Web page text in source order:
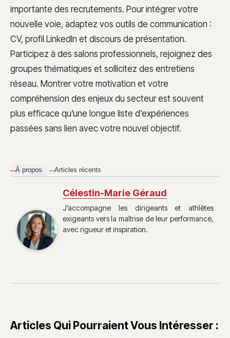
importante des recrutements. Pour intégrer votre
nouvelle voie, adaptez vos outils de communication :
CV, profil LinkedIn et discours de présentation.
Participez à des salons professionnels, rejoignez des
groupes thématiques et sollicitez des entretiens
réseau. Montrer votre motivation et votre
compréhension des enjeux du secteur est souvent
plus efficace qu’une longue liste d’expériences
passées sans lien avec votre nouvel objectif.
À propos Articles récents
Célestin-Marie Géraud
J’accompagne les dirigeants et athlètes
exigeants vers la maîtrise de leur performance,
avec rigueur et inspiration.
Articles Qui Pourraient Vous Intéresser :